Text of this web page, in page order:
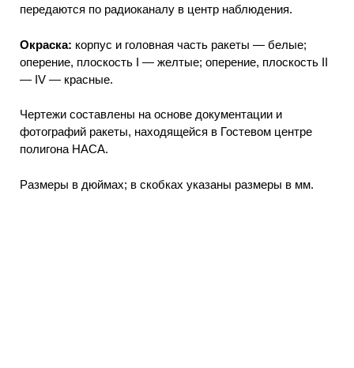
передаются по радиоканалу в центр наблюдения.
Окраска: корпус и головная часть ракеты — белые;
оперение, плоскость I — желтые; оперение, плоскость II
— IV — красные.
Чертежи составлены на основе документации и
фотографий ракеты, находящейся в Гостевом центре
полигона НАСА.
Размеры в дюймах; в скобках указаны размеры в мм.